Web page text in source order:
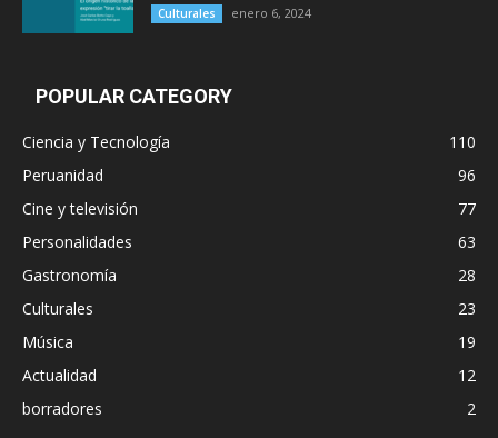
Culturales enero 6, 2024
POPULAR CATEGORY
Ciencia y Tecnología
110
Peruanidad
96
Cine y televisión
77
Personalidades
63
Gastronomía
28
Culturales
23
Música
19
Actualidad
12
borradores
2